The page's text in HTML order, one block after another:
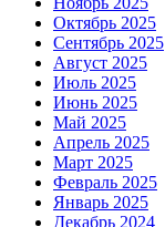
Октябрь 2025
Сентябрь 2025
Август 2025
Июль 2025
Июнь 2025
Май 2025
Апрель 2025
Март 2025
Февраль 2025
Январь 2025
Декабрь 2024